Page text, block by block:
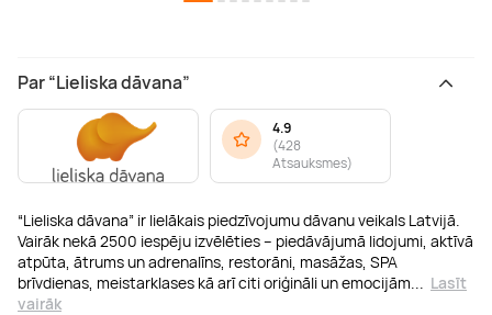
Par “Lieliska dāvana”
“Lieliska dāvana” ir lielākais piedzīvojumu dāvanu veikals Latvijā.
Vairāk nekā 2500 iespēju izvēlēties – piedāvājumā lidojumi, aktīvā
atpūta, ātrums un adrenalīns, restorāni, masāžas, SPA
brīvdienas, meistarklases kā arī citi oriģināli un emocijām
Lasīt
vairāk
4.9
(428
Atsauksmes)